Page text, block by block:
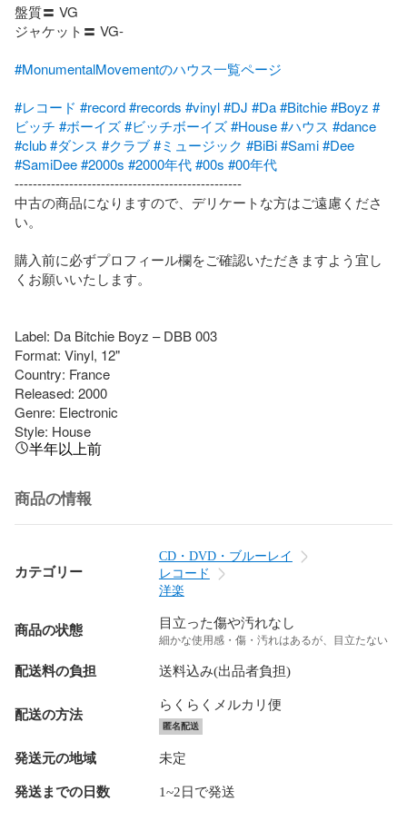
盤質〓 VG
ジャケット〓 VG-
#MonumentalMovementのハウス一覧ページ
#レコード #record#records #vinyl#DJ #Da#Bitchie#Boyz #
ビッチ #ボーイズ#ビッチボーイズ#House#ハウス #dance
#club#ダンス #クラブ#ミュージック #BiBi#Sami#Dee
#SamiDee#2000s #2000年代#00s #00年代
--------------------------------------------------
中古の商品になりますので、デリケートな方はご遠慮くださ
い。
購入前に必ずプロフィール欄をご確認いただきますよう宜し
くお願いいたします。
Label: Da Bitchie Boyz – DBB 003
Format: Vinyl, 12"
Country: France
Released: 2000
Genre: Electronic
Style: House
半年以上前
商品の情報
カテゴリー
CD・DVD・ブルーレイ
レコード
洋楽
商品の状態 目立った傷や汚れなし
細かな使用感・傷・汚れはあるが、目立たない
配送料の負担 送料込み(出品者負担)
配送の方法
らくらくメルカリ便
匿名配送
発送元の地域 未定
発送までの日数 1~2日で発送